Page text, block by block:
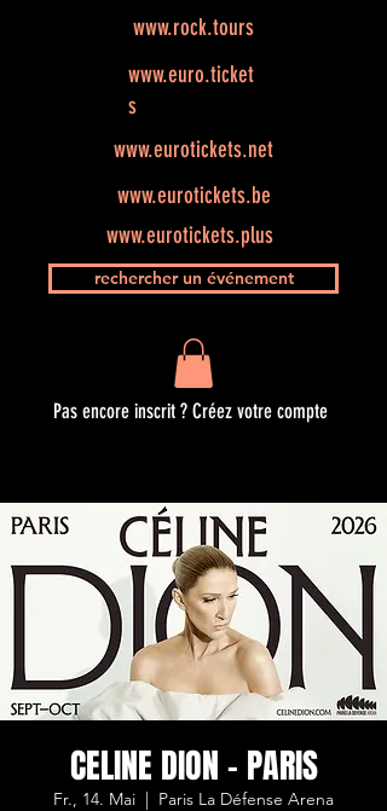
www.rock.tours
www.euro.ticket
s
www.eurotickets.net
www.eurotickets.be
www.eurotickets.plus
rechercher un événement
Pas encore inscrit ? Créez votre compte
CELINE DION - PARIS
Fr., 14. Mai
  |
Paris La Défense Arena